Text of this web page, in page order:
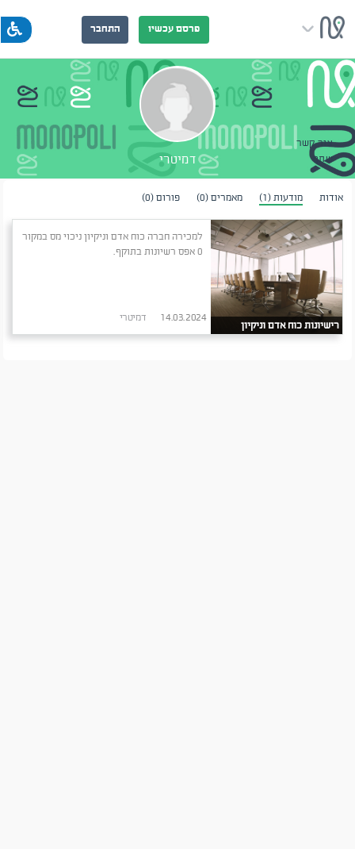
פרסם עכשיו התחבר
צור קשר
שתף
דמיטרי
אודות מודעות (1) מאמרים (0) פורום (0)
רישיונות כוח אדם וניקיון
למכירה חברה כוח אדם וניקיון ניכוי מס במקור
0 אפס רשיונות בתוקף.
14.03.2024 דמיטרי